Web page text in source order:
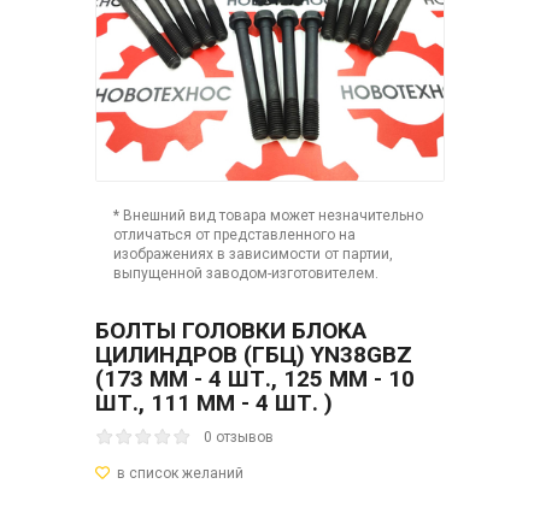
* Внешний вид товара может незначительно
отличаться от представленного на
изображениях в зависимости от партии,
выпущенной заводом-изготовителем.
БОЛТЫ ГОЛОВКИ БЛОКА
ЦИЛИНДРОВ (ГБЦ) YN38GBZ
(173 ММ - 4 ШТ., 125 ММ - 10
ШТ., 111 ММ - 4 ШТ. )
0 отзывов